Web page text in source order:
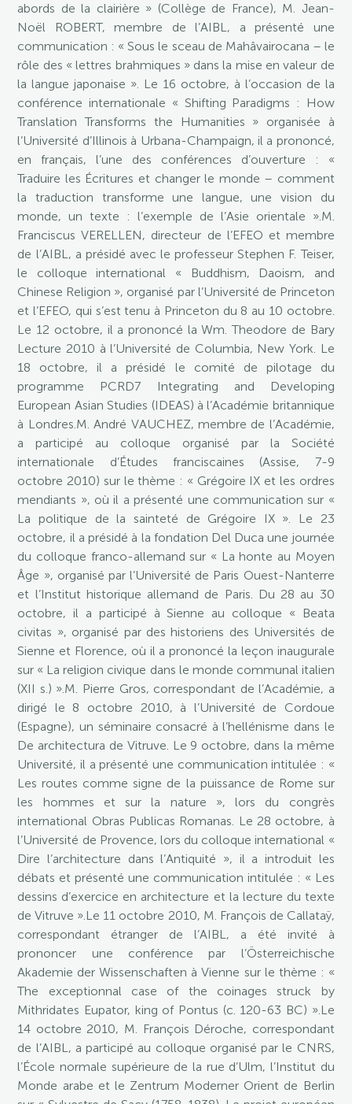
abords de la clairière » (Collège de France), M. Jean-
Noël ROBERT, membre de l’AIBL, a présenté une
communication : « Sous le sceau de Mahâvairocana – le
rôle des « lettres brahmiques » dans la mise en valeur de
la langue japonaise ». Le 16 octobre, à l’occasion de la
conférence internationale « Shifting Paradigms : How
Translation Transforms the Humanities » organisée à
l’Université d’Illinois à Urbana-Champaign, il a prononcé,
en français, l’une des conférences d’ouverture : «
Traduire les Écritures et changer le monde – comment
la traduction transforme une langue, une vision du
monde, un texte : l’exemple de l’Asie orientale ».M.
Franciscus VERELLEN, directeur de l’EFEO et membre
de l’AIBL, a présidé avec le professeur Stephen F. Teiser,
le colloque international « Buddhism, Daoism, and
Chinese Religion », organisé par l’Université de Princeton
et l’EFEO, qui s’est tenu à Princeton du 8 au 10 octobre.
Le 12 octobre, il a prononcé la Wm. Theodore de Bary
Lecture 2010 à l’Université de Columbia, New York. Le
18 octobre, il a présidé le comité de pilotage du
programme PCRD7 Integrating and Developing
European Asian Studies (IDEAS) à l’Académie britannique
à Londres.M. André VAUCHEZ, membre de l’Académie,
a participé au colloque organisé par la Société
internationale d’Études franciscaines (Assise, 7-9
octobre 2010) sur le thème : « Grégoire IX et les ordres
mendiants », où il a présenté une communication sur «
La politique de la sainteté de Grégoire IX ». Le 23
octobre, il a présidé à la fondation Del Duca une journée
du colloque franco-allemand sur « La honte au Moyen
Âge », organisé par l’Université de Paris Ouest-Nanterre
et l’Institut historique allemand de Paris. Du 28 au 30
octobre, il a participé à Sienne au colloque « Beata
civitas », organisé par des historiens des Universités de
Sienne et Florence, où il a prononcé la leçon inaugurale
sur « La religion civique dans le monde communal italien
(XII s.) ».M. Pierre Gros, correspondant de l’Académie, a
dirigé le 8 octobre 2010, à l’Université de Cordoue
(Espagne), un séminaire consacré à l’hellénisme dans le
De architectura de Vitruve. Le 9 octobre, dans la même
Université, il a présenté une communication intitulée : «
Les routes comme signe de la puissance de Rome sur
les hommes et sur la nature », lors du congrès
international Obras Publicas Romanas. Le 28 octobre, à
l’Université de Provence, lors du colloque international «
Dire l’architecture dans l’Antiquité », il a introduit les
débats et présenté une communication intitulée : « Les
dessins d’exercice en architecture et la lecture du texte
de Vitruve ».Le 11 octobre 2010, M. François de Callataÿ,
correspondant étranger de l’AIBL, a été invité à
prononcer une conférence par l’Österreichische
Akademie der Wissenschaften à Vienne sur le thème : «
The exceptionnal case of the coinages struck by
Mithridates Eupator, king of Pontus (c. 120-63 BC) ».Le
14 octobre 2010, M. François Déroche, correspondant
de l’AIBL, a participé au colloque organisé par le CNRS,
l’École normale supérieure de la rue d’Ulm, l’Institut du
Monde arabe et le Zentrum Moderner Orient de Berlin